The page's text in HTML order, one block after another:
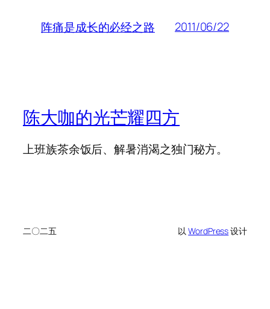
阵痛是成长的必经之路 2011/06/22
陈大咖的光芒耀四方
上班族茶余饭后、解暑消渴之独门秘方。
二〇二五 以WordPress设计